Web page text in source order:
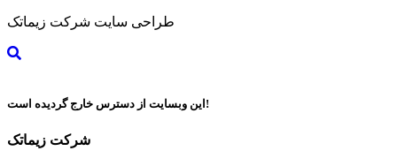
طراحی سایت شرکت زیماتک
این وبسایت از دسترس خارج گردیده است!
شرکت زیماتک